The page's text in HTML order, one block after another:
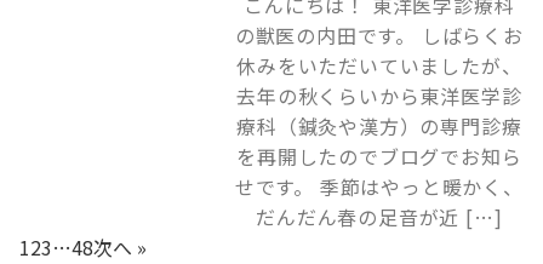
の獣医の内田です。 しばらくお
休みをいただいていましたが、
去年の秋くらいから東洋医学診
療科（鍼灸や漢方）の専門診療
を再開したのでブログでお知ら
せです。 季節はやっと暖かく、
だんだん春の足音が近 […]
123…48次へ »